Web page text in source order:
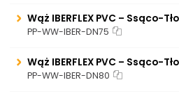
Wąż IBERFLEX PVC – Ssąco-
PP-WW-IBER-DN75
Wąż IBERFLEX PVC – Ssąco-
PP-WW-IBER-DN80